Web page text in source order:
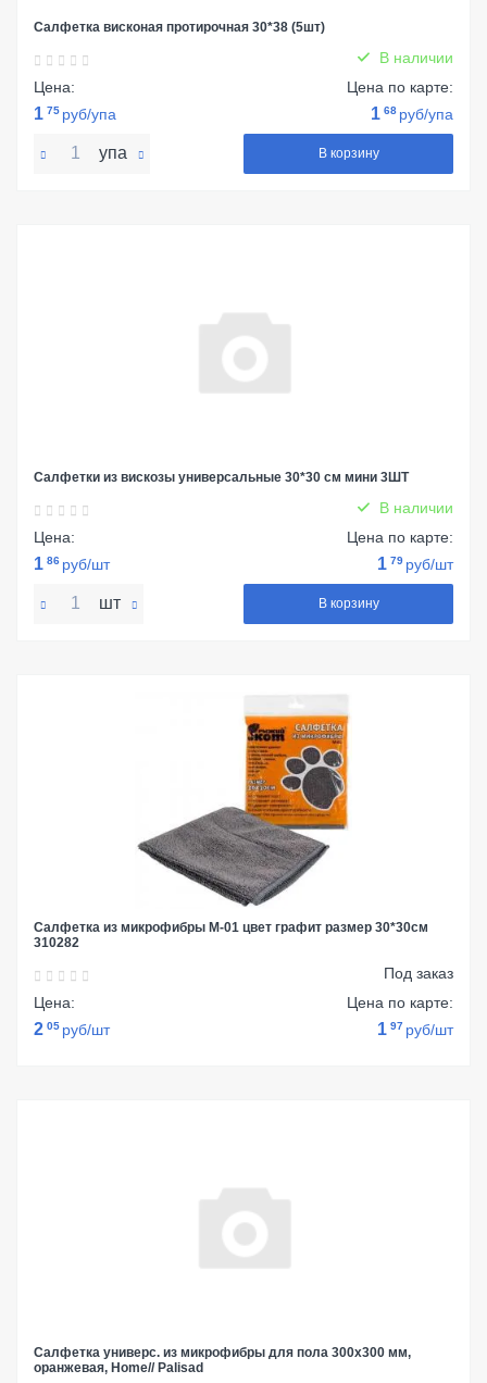
Салфетка висконая протирочная 30*38 (5шт)
В наличии
Цена:
1 75 руб/упа
Цена по карте:
1 68 руб/упа
упа В корзину
Салфетки из вискозы универсальные 30*30 см мини 3ШТ
В наличии
Цена:
1 86 руб/шт
Цена по карте:
1 79 руб/шт
шт В корзину
Салфетка из микрофибры М-01 цвет графит размер 30*30см
310282
Под заказ
Цена:
2 05 руб/шт
Цена по карте:
1 97 руб/шт
Салфетка универс. из микрофибры для пола 300x300 мм,
оранжевая, Home// Palisad